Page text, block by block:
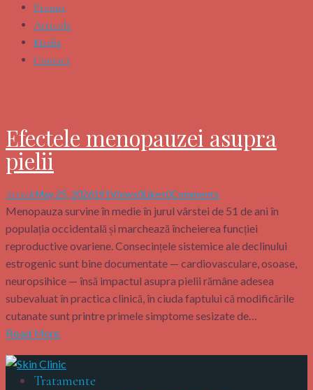
Preturi
Articole
Media
Contact
Efectele menopauzei asupra
pielii
ArticoleMay 25, 2026191Views0Likes0Comments
Menopauza survine în medie în jurul vârstei de 51 de ani în
populația occidentală și marchează încheierea funcției
reproductive ovariene. Consecințele sistemice ale declinului
estrogenic sunt bine documentate — cardiovasculare, osoase,
neuropsihice — însă impactul asupra pielii rămâne adesea
subevaluat în practica clinică, în ciuda faptului că modificările
cutanate sunt printre primele simptome sesizate de…
Read More
Tratamente